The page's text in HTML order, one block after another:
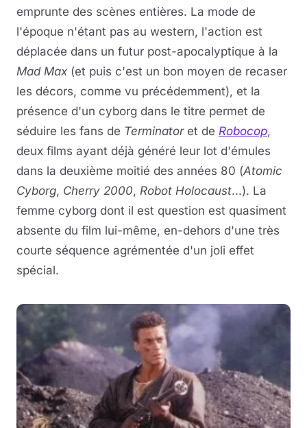
emprunte des scènes entières. La mode de
l'époque n'étant pas au western, l'action est
déplacée dans un futur post-apocalyptique à la
Mad Max (et puis c'est un bon moyen de recaser
les décors, comme vu précédemment), et la
présence d'un cyborg dans le titre permet de
séduire les fans de Terminator et de Robocop,
deux films ayant déjà généré leur lot d'émules
dans la deuxième moitié des années 80 (Atomic
Cyborg, Cherry 2000, Robot Holocaust...). La
femme cyborg dont il est question est quasiment
absente du film lui-même, en-dehors d'une très
courte séquence agrémentée d'un joli effet
spécial.